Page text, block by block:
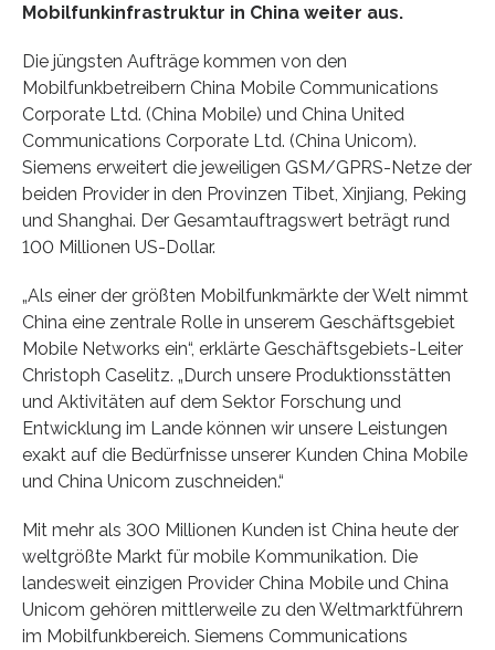
Mobilfunkinfrastruktur in China weiter aus.
Die jüngsten Aufträge kommen von den
Mobilfunkbetreibern China Mobile Communications
Corporate Ltd. (China Mobile) und China United
Communications Corporate Ltd. (China Unicom).
Siemens erweitert die jeweiligen GSM/GPRS-Netze der
beiden Provider in den Provinzen Tibet, Xinjiang, Peking
und Shanghai. Der Gesamtauftragswert beträgt rund
100 Millionen US-Dollar.
„Als einer der größten Mobilfunkmärkte der Welt nimmt
China eine zentrale Rolle in unserem Geschäftsgebiet
Mobile Networks ein“, erklärte Geschäftsgebiets-Leiter
Christoph Caselitz. „Durch unsere Produktionsstätten
und Aktivitäten auf dem Sektor Forschung und
Entwicklung im Lande können wir unsere Leistungen
exakt auf die Bedürfnisse unserer Kunden China Mobile
und China Unicom zuschneiden.“
Mit mehr als 300 Millionen Kunden ist China heute der
weltgrößte Markt für mobile Kommunikation. Die
landesweit einzigen Provider China Mobile und China
Unicom gehören mittlerweile zu den Weltmarktführern
im Mobilfunkbereich. Siemens Communications